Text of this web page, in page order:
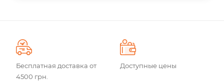
Бесплатная доставка от
4500 грн.
Доступные цены